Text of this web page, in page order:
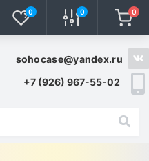
0 0 0
sohocase@yandex.ru
+7 (926) 967-55-02